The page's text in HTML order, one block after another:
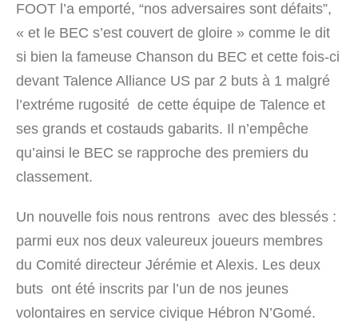
FOOT l’a emporté, “nos adversaires sont défaits”,
« et le BEC s’est couvert de gloire » comme le dit
si bien la fameuse Chanson du BEC et cette fois-ci
devant Talence Alliance US par 2 buts à 1 malgré
l’extréme rugosité de cette équipe de Talence et
ses grands et costauds gabarits. Il n’empêche
qu’ainsi le BEC se rapproche des premiers du
classement.
Un nouvelle fois nous rentrons avec des blessés :
parmi eux nos deux valeureux joueurs membres
du Comité directeur Jérémie et Alexis. Les deux
buts ont été inscrits par l’un de nos jeunes
volontaires en service civique Hébron N’Gomé.